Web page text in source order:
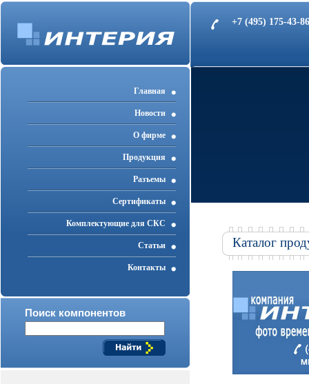
+7 (495) 175-43-
Главная
Новости
О фирме
Продукция
Разъемы
Cертификаты
Комплектующие для СКС
Статьи
Контакты
Поиск компонентов
Каталог